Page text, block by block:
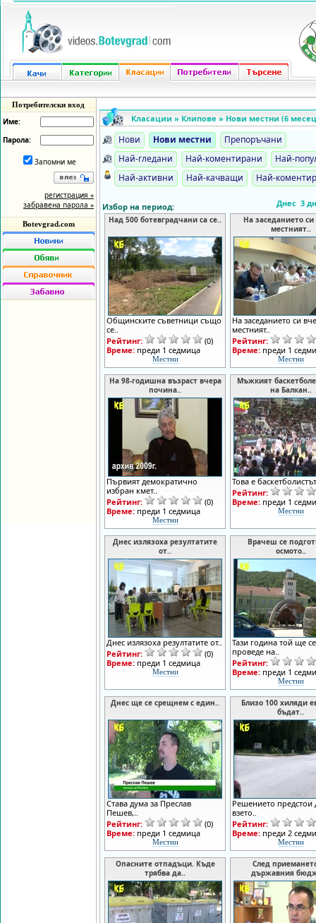
Потребителски вход
Име:
Парола:
Запомни ме
регистрация »
забравена парола »
Botevgrad.com
Класации » Клипове » Нови местни (6
Нови Нови местни
Препоръчани
Най-гледани
Най-коментирани
Най-
Най-активни
Най-качващи Най-
Избор на период: 3
Днес
Над 500 ботевградчани са се..
Общинските съветници също
се..
Рейтинг:
(0)
Време: преди 1 седмица
Местни
На заседанието си
местният..
На заседанието си
местният..
Рейтинг:
Време: преди 1
Местни
На 98-годишна възраст вчера
почина..
Първият демократично
избран кмет..
Рейтинг:
(0)
Време: преди 1 седмица
Местни
Мъжкият
на Балкан..
Това е
Рейтинг:
Време: преди 1
Местни
Днес излязоха резултатите
от..
Днес излязоха резултатите от..
Рейтинг:
(0)
Време: преди 1 седмица
Местни
Врачеш се
осмото..
Тази година той ще се
проведе на..
Рейтинг:
Време: преди 1
Местни
Днес ще се срещнем с един..
Става дума за Преслав
Пешев,..
Рейтинг:
(0)
Време: преди 1 седмица
Местни
Близо 100 хиляди
бъдат..
Решението предстои
взето..
Рейтинг:
Време: преди 2
Местни
Опасните отпадъци. Къде
трябва да..
След
държавния